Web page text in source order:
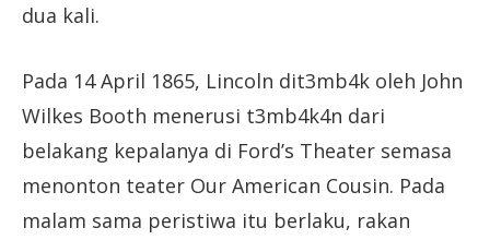
dua kali.
Pada 14 April 1865, Lincoln dit3mb4k oleh John
Wilkes Booth menerusi t3mb4k4n dari
belakang kepalanya di Ford’s Theater semasa
menonton teater Our American Cousin. Pada
malam sama peristiwa itu berlaku, rakan